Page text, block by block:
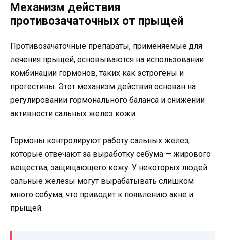
Механизм действия
противозачаточных от прыщей
Противозачаточные препараты, применяемые для
лечения прыщей, основываются на использовании
комбинации гормонов, таких как эстрогены и
прогестины. Этот механизм действия основан на
регулировании гормонального баланса и снижении
активности сальных желез кожи.
Гормоны контролируют работу сальных желез,
которые отвечают за выработку себума — жирового
вещества, защищающего кожу. У некоторых людей
сальные железы могут вырабатывать слишком
много себума, что приводит к появлению акне и
прыщей.